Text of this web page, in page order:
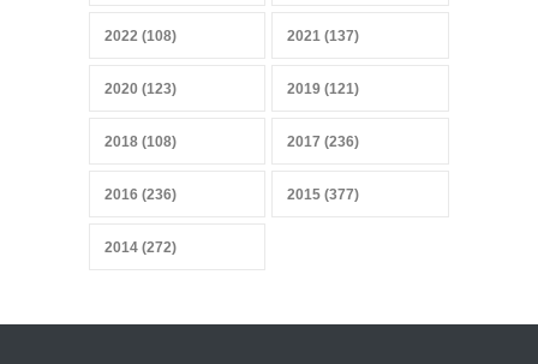
Sobrevivir a la IA, sensores y
2022 (108) 2021 (137)
2020 (123) 2019 (121)
2018 (108) 2017 (236)
2016 (236) 2015 (377)
2014 (272)